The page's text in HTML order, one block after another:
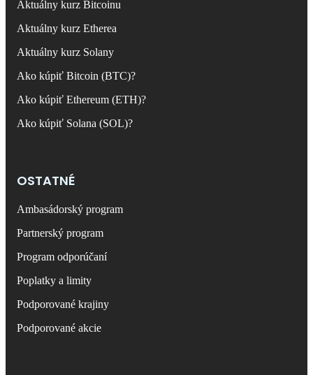
Aktuálny kurz Bitcoinu
Aktuálny kurz Etherea
Aktuálny kurz Solany
Ako kúpiť Bitcoin (BTC)?
Ako kúpiť Ethereum (ETH)?
Ako kúpiť Solana (SOL)?
OSTATNÉ
Ambasádorský program
Partnerský program
Program odporúčaní
Poplatky a limity
Podporované krajiny
Podporované akcie